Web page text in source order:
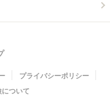
プライバシーポリシー
ついて